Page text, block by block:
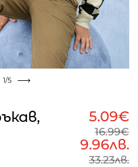
1/5
5.09€
16.99€
9.96лв.
33.23лв.